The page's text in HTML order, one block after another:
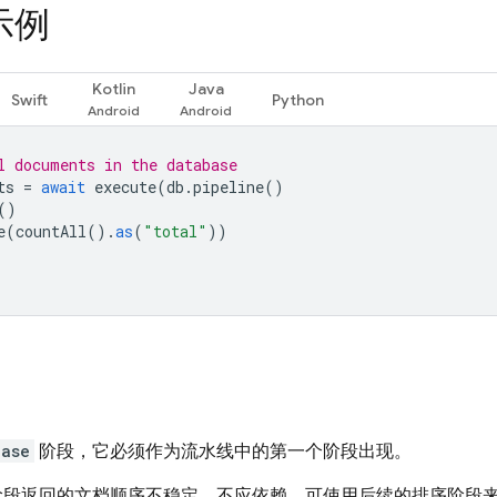
Swift
Kotlin Java
Python
in the database
= await execute(db .pipeline()
(countAll().as( "total" ))
阶段，它必须作为流水线中的第一个阶段出现。